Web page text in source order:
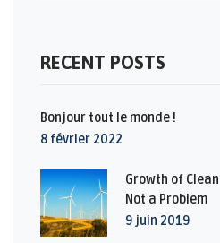
RECENT POSTS
Bonjour tout le monde !
8 février 2022
Growth of
Not a Problem
9 juin 2019